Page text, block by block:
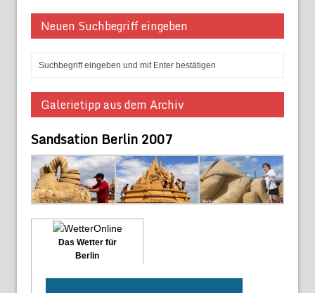
Neuen Suchbegriff eingeben
Galerietipp aus dem Archiv
Sandsation Berlin 2007
Das Wetter für
Berlin